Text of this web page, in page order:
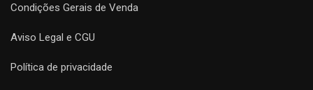
Condições Gerais de Venda
Aviso Legal e CGU
Política de privacidade